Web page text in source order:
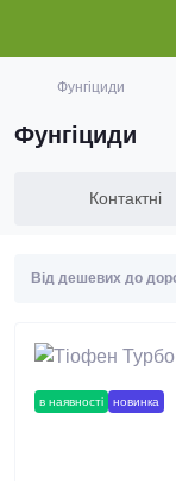
Фунгіциди
Фунгіциди
Контактні
в наявності новинка